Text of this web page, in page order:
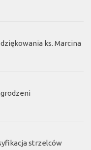
ks. Marcina
strzelców